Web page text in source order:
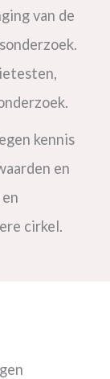
van de
kennis
en
cirkel.